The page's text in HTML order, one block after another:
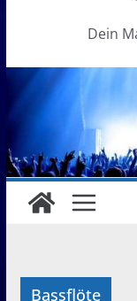
Dein
Bassflöte